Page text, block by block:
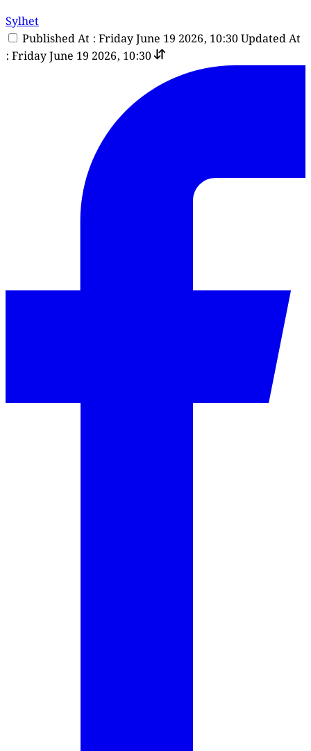
Sylhet
Published At : Friday June 19 2026, 10:30Updated At
: Friday June 19 2026, 10:30